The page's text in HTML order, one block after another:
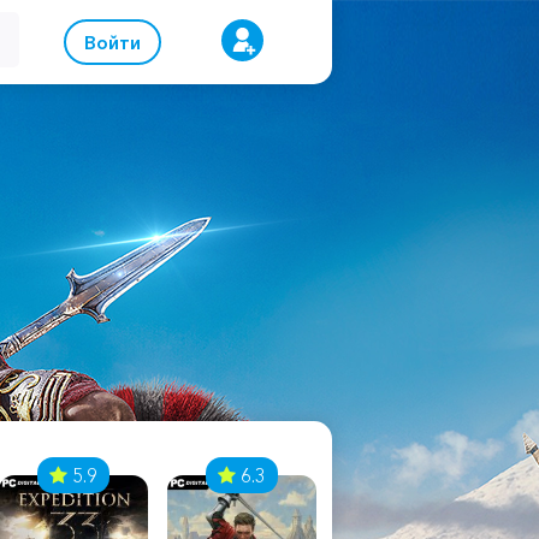
Войти
5.9 6.3 8.1